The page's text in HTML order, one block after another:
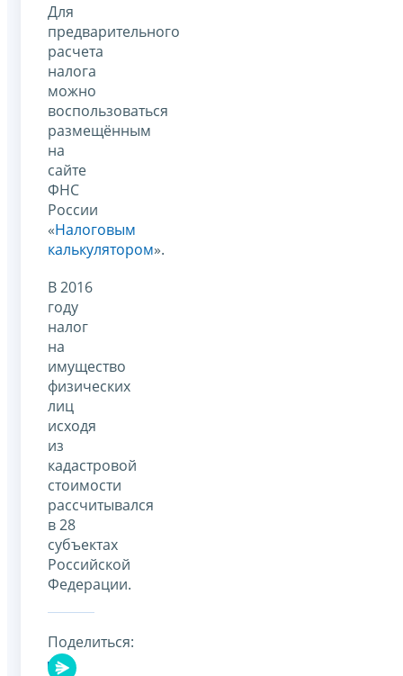
Для
предварительного
расчета
налога
можно
воспользоваться
размещённым
на
сайте
ФНС
России
«Налоговым
калькулятором».
В 2016
году
налог
на
имущество
физических
лиц
исходя
из
кадастровой
стоимости
рассчитывался
в 28
субъектах
Российской
Федерации.
Поделиться: